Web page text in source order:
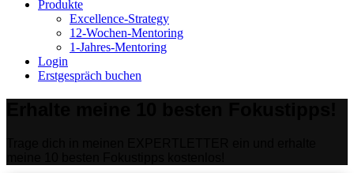
Produkte
Excellence-Strategy
12-Wochen-Mentoring
1-Jahres-Mentoring
Login
Erstgespräch buchen